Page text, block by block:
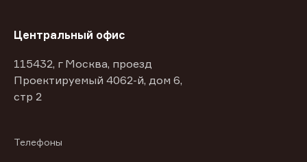
Центральный офис
115432, г Москва, проезд
Проектируемый 4062-й, дом 6,
стр 2
Телефоны